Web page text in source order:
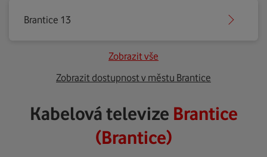
Brantice 13
Zobrazit vše
Zobrazit dostupnost v městu Brantice
Kabelová televize Brantice
(Brantice)